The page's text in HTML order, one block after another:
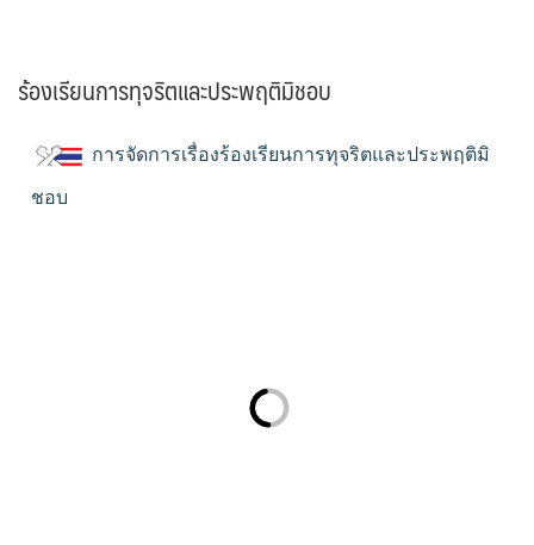
ร้องเรียนการทุจริตและประพฤติมิชอบ
การจัดการเรื่องร้องเรียนการทุจริตและประพฤติมิ
ชอบ